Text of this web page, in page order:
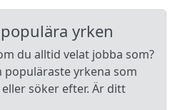
yrken
du alltid velat jobba som?
populäraste yrkena som
söker efter. Är ditt